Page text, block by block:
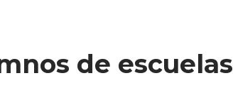
de escuelas